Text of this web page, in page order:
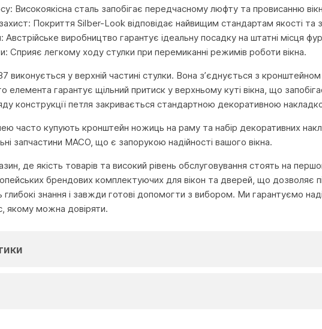
Високоякісна сталь запобігає передчасному люфту та провисанню
Покриття Silber-Look відповідає найвищим стандартам якості та
Австрійське виробництво гарантує ідеальну посадку на штатні місця
Сприяє легкому ходу стулки при перемиканні режимів роботи вікна.
виконується у верхній частині стулки. Вона з’єднується з
елемента гарантує щільний притиск у верхньому куті вікна, що
конструкції петля закривається стандартною декоративною
часто купують кронштейн ножиць на раму та набір декоративних
запчастини MACO, що є запорукою надійності вашого вікна.
де якість товарів та високий рівень обслуговування стоять на
брендових комплектуючих для вікон та дверей, що дозволяє
знання і завжди готові допомогти з вибором. Ми гарантуємо
якому можна довіряти.